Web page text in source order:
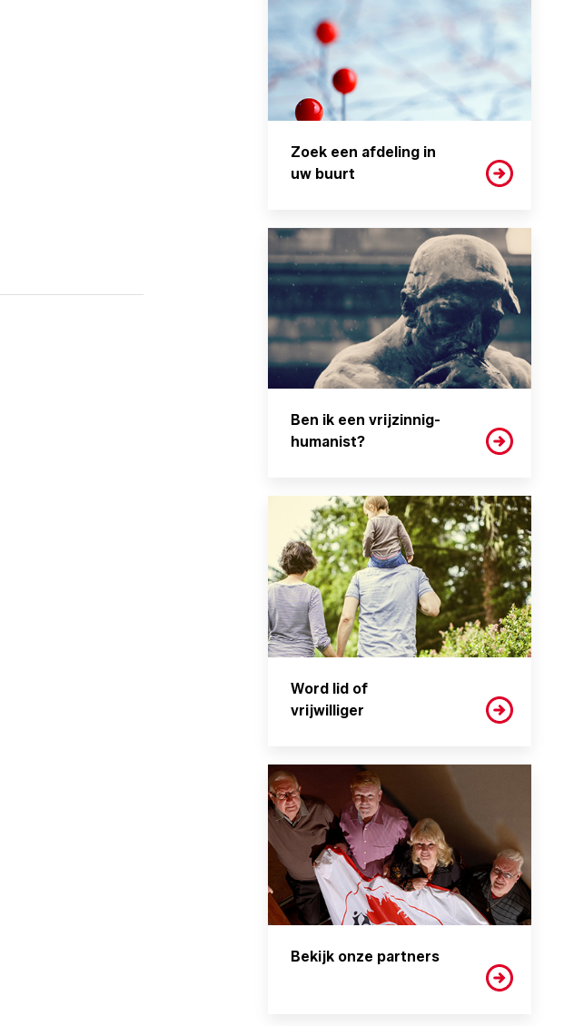
Zoek een afdeling in
uw buurt
Ben ik een vrijzinnig-
humanist?
Word lid of
vrijwilliger
Bekijk onze partners